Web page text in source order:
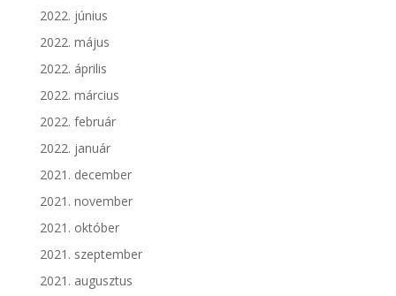
2022. június
2022. május
2022. április
2022. március
2022. február
2022. január
2021. december
2021. november
2021. október
2021. szeptember
2021. augusztus